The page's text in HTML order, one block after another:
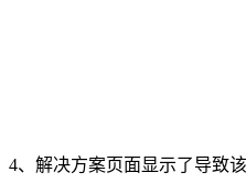
4、解决方案页面显示了导致